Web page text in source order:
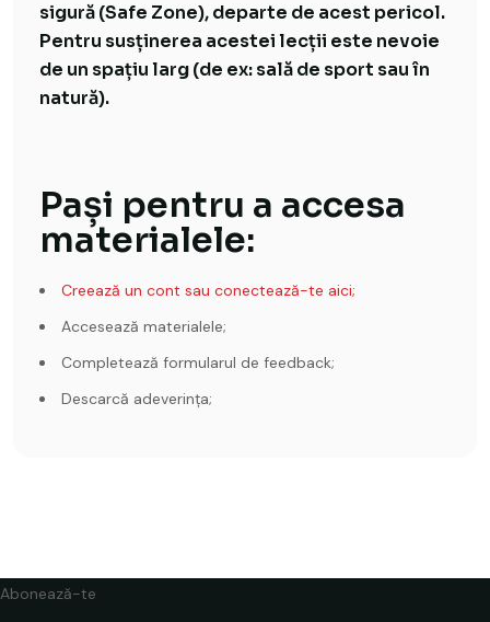
sigură (Safe Zone), departe de acest pericol.
Pentru susținerea acestei lecții este nevoie
de un spațiu larg (de ex: sală de sport sau în
natură).
Pași pentru a accesa
materialele:
Creează un cont sau conectează-te aici;
Accesează materialele;
Completează formularul de feedback;
Descarcă adeverința;
Abonează-te